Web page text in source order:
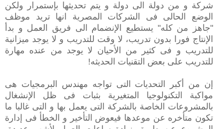
شركة و من دولة الى دولة و يتم تحديثها بإستمرار ولكن
الوضع الحالى فى الشركات المصرية انها تريد موظف
"جاهز من كله" يستطيع الإنضمام الى فريق العمل و بدأ
الإنتاج فورا بدون تدريب، لا وقت للتدريب و لا يوجد ميزانية
للتدريب و فى كثير من الأحيان لا يوجد من عنده مهارة
للتدريب على بعض التقنيات الحديثه!
‫إن من أكبر التحديات التى تواجه مهندس البرمجيات هى
مواكبة التكنولوجيا المتغيرية بثبات فى ظل الإنشغال
بالمشروعات الخاصة بالشركة التى يعمل بها و التى غالبا ما
تكون متأخره عن موعدها فيعوض التأخير و الخطأ فى إدارة